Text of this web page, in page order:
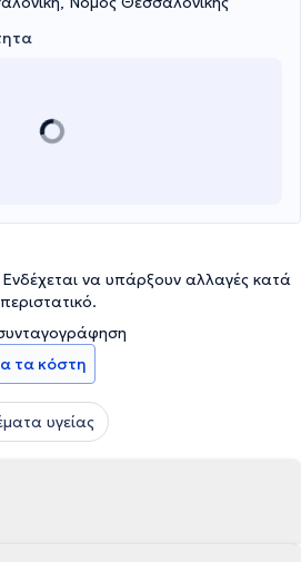
Ενδέχεται να υπάρξουν αλλαγές κατά
τα κόστη
υγείας